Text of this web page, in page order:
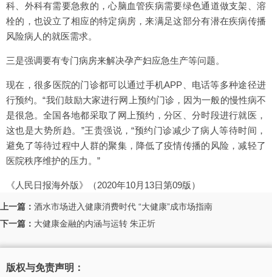
科、外科有需要急救的，心脑血管疾病需要绿色通道做支架、溶
栓的，也设立了相应的特定病房，来满足这部分有潜在疾病传播
风险病人的就医需求。
三是强调要有专门病房来解决孕产妇应急生产等问题。
现在，很多医院的门诊都可以通过手机APP、电话等多种途径进
行预约。“我们鼓励大家进行网上预约门诊，因为一般的慢性病不
是很急。全国各地都采取了网上预约，分区、分时段进行就医，
这也是大势所趋。”王贵强说，“预约门诊减少了病人等待时间，
避免了等待过程中人群的聚集，降低了疫情传播的风险，减轻了
医院秩序维护的压力。”
《人民日报海外版》（2020年10月13日第09版）
上一篇： 酒水市场进入健康消费时代 “大健康”成市场指南
下一篇： 大健康金融的内涵与运转 朱正圻
版权与免责声明：